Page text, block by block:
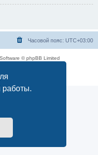
работы.
Часовой пояс: UTC+03:00
© phpBB Limited
|Правила